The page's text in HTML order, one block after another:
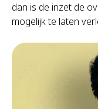
dan is de inzet de
mogelijk te laten